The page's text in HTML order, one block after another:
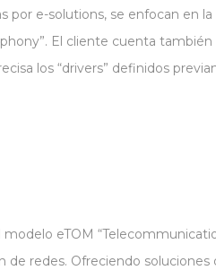
por e-solutions, se enfocan en
El cliente cuenta
los “drivers” definidos
eTOM
de redes. Ofreciendo soluciones